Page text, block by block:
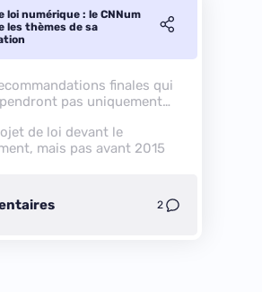
loi numérique : le CNNum
les thèmes de sa
finales qui
pas uniquement
de loi devant le
mais pas avant 2015
2